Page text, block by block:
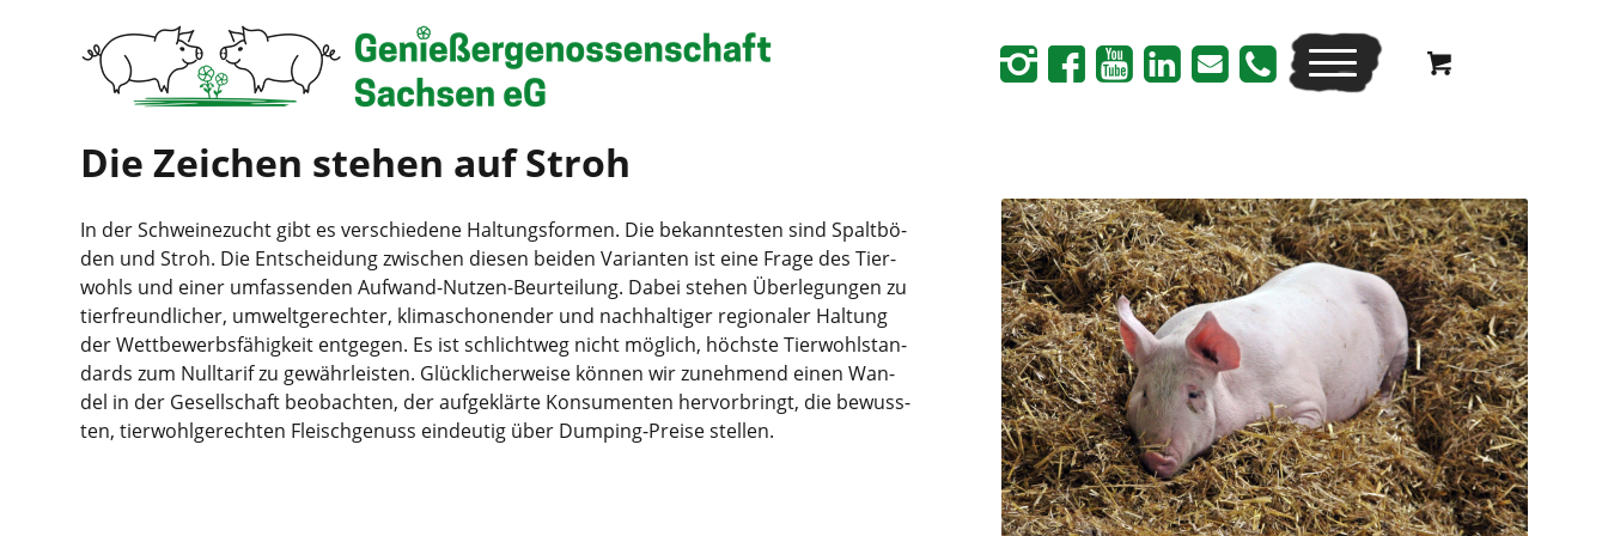
Die Zei­chen ste­hen auf Stroh
In der Schwei­ne­zucht gibt es ver­schie­de­ne Hal­tungs­for­men. Die bekann­tes­ten sind Spalt­bö­
den und Stroh. Die Ent­schei­dung zwi­schen die­sen bei­den Vari­an­ten ist eine Fra­ge des Tier­
wohls und einer umfas­sen­den Auf­wand-Nut­zen-Beur­tei­lung. Dabei ste­hen Über­le­gun­gen zu
tier­freund­li­cher, umwelt­ge­rech­ter, kli­ma­scho­nen­der und nach­hal­ti­ger regio­na­ler Hal­tung
der Wett­be­werbs­fä­hig­keit ent­ge­gen. Es ist schlicht­weg nicht mög­lich, höchs­te Tier­wohl­stan­
dards zum Null­ta­rif zu gewähr­leis­ten. Glück­li­cher­wei­se kön­nen wir zuneh­mend einen Wan­
del in der Gesell­schaft beob­ach­ten, der auf­ge­klär­te Kon­su­men­ten her­vor­bringt, die bewuss­
ten, tier­wohl­ge­rech­ten Fleisch­ge­nuss ein­deu­tig über Dum­ping-Prei­se stellen.